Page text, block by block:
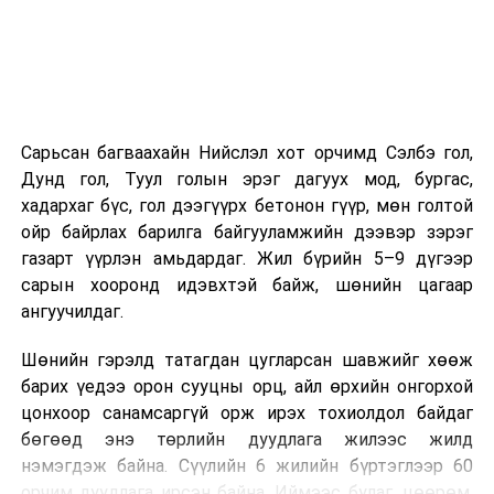
Сарьсан багваахайн Нийслэл хот орчимд Сэлбэ гол,
Дунд гол, Туул голын эрэг дагуух мод, бургас,
хадархаг бүс, гол дээгүүрх бетонон гүүр, мөн голтой
ойр байрлах барилга байгууламжийн дээвэр зэрэг
газарт үүрлэн амьдардаг. Жил бүрийн 5–9 дүгээр
сарын хооронд идэвхтэй байж, шөнийн цагаар
ангуучилдаг.
Шөнийн гэрэлд татагдан цугларсан шавжийг хөөж
барих үедээ орон сууцны орц, айл өрхийн онгорхой
цонхоор санамсаргүй орж ирэх тохиолдол байдаг
бөгөөд энэ төрлийн дуудлага жилээс жилд
нэмэгдэж байна. Сүүлийн 6 жилийн бүртэглээр 60